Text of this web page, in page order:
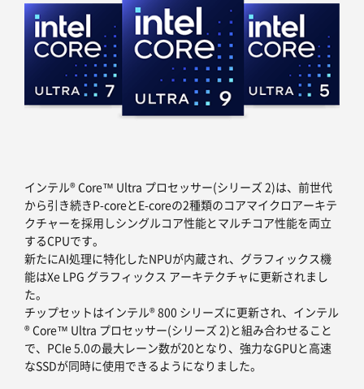
インテル® Core™ Ultra プロセッサー(シリーズ 2)は、前世代
から引き続きP-coreとE-coreの2種類のコアマイクロアーキテ
クチャーを採用しシングルコア性能とマルチコア性能を両立
するCPUです。
新たにAI処理に特化したNPUが内蔵され、グラフィックス機
能はXe LPG グラフィックス アーキテクチャに更新されまし
た。
チップセットはインテル® 800 シリーズに更新され、インテル
® Core™ Ultra プロセッサー(シリーズ 2)と組み合わせること
で、PCIe 5.0の最大レーン数が20となり、強力なGPUと高速
なSSDが同時に使用できるようになりました。